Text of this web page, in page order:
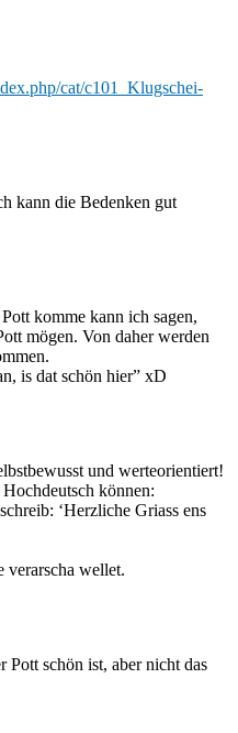
cat/c101_Klugschei-
kann die Bedenken gut
komme kann ich sagen,
mögen. Von daher werden
is dat schön hier” xD
und werteorientiert!
können:
‘Herzliche Griass ens
verarscha wellet.
Pott schön ist, aber nicht das